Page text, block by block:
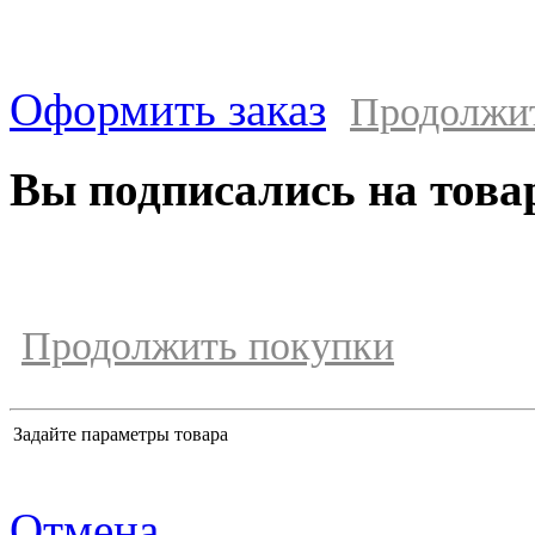
Оформить заказ
Вы подписались на
Продолжить покупки
Задайте параметры товара